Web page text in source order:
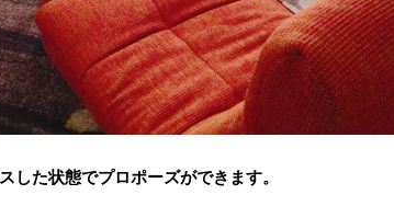
した状態でプロポーズができます。